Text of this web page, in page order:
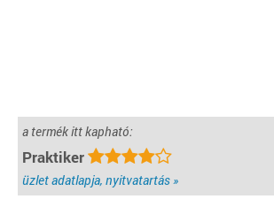
a termék itt kapható:
Praktiker
üzlet adatlapja, nyitvatartás »